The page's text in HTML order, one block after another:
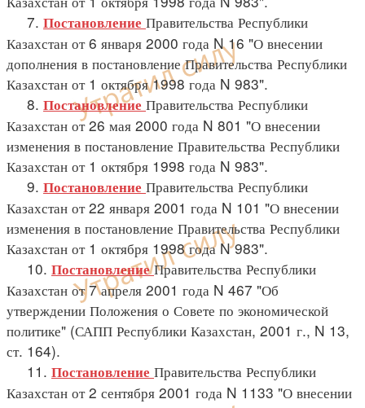
7. Постановление Правительства Республики
Казахстан от 6 января 2000 года N 16 "О внесении
дополнения в постановление Правительства Республики
Казахстан от 1 октября 1998 года N 983".
8. Постановление Правительства Республики
Казахстан от 26 мая 2000 года N 801 "О внесении
изменения в постановление Правительства Республики
Казахстан от 1 октября 1998 года N 983".
9. Постановление Правительства Республики
Казахстан от 22 января 2001 года N 101 "О внесении
изменения в постановление Правительства Республики
Казахстан от 1 октября 1998 года N 983".
10. ПостановлениеПравительства Республики
Казахстан от 7 апреля 2001 года N 467 "Об
утверждении Положения о Совете по экономической
политике" (САПП Республики Казахстан, 2001 г., N 13,
ст. 164).
11. Постановление Правительства Республики
Казахстан от 2 сентября 2001 года N 1133 "О внесении